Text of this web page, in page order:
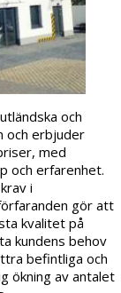
och
och erbjuder
med
och erfarenhet.
i
gör att
kvalitet på
kundens behov
befintliga och
ökning av antalet